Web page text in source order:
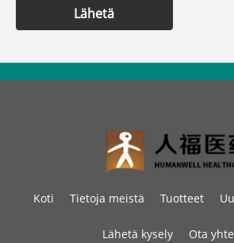
Lähetä
Koti Tietoja meistä Tuotteet
Lähetä kysely Ota